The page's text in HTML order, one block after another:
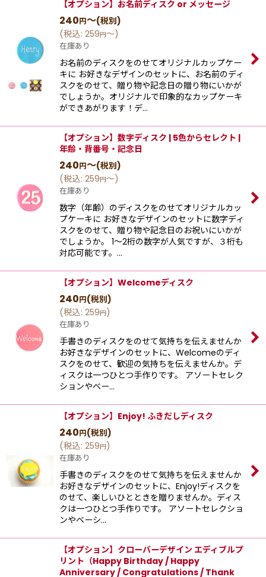
【オプション】お名前ディスク or メッセージ
240円～(税別)
(税込: 259円～)
在庫あり
お名前のディスクをのせてオリジナルカップケー
キに お好きなデザインのセットに、お名前のディ
スクをのせて、贈り物や記念日の贈り物にいかが
でしょうか。オリジナルで印象的なカップケーキ
ができあがります！デ…
【オプション】数字ディスク | 5色からセレクト |
年齢・背番号・記念日
240円～(税別)
(税込: 259円～)
在庫あり
数字（年齢）のディスクをのせてオリジナルカッ
プケーキに お好きなデザインのセットに数字ディ
スクをのせて、贈り物や記念日のお祝いにいかが
でしょうか。 1〜2桁の数字が人気ですが、３桁も
対応可能です。…
【オプション】Welcomeディスク
240円(税別)
(税込: 259円)
在庫あり
手書きのディスクをのせて気持ちを伝えませんか
お好きなデザインのセットに、Welcomeのディ
スクをのせて、歓迎の気持ちを伝えませんか。デ
ィスクは一つひとつ手作りです。 アソートセレク
ションやベー…
【オプション】Enjoy! ふきだしディスク
240円(税別)
(税込: 259円)
在庫あり
手書きのディスクをのせて気持ちを伝えませんか
お好きなデザインのセットに、Enjoy!ディスクを
のせて、楽しいひとときを贈りませんか。ディス
クは一つひとつ手作りです。 アソートセレクショ
ンやベーシ…
【オプション】クローバーデザイン エディブルプ
リント（Happy Birthday / Happy
Anniversary / Congratulations / Thank